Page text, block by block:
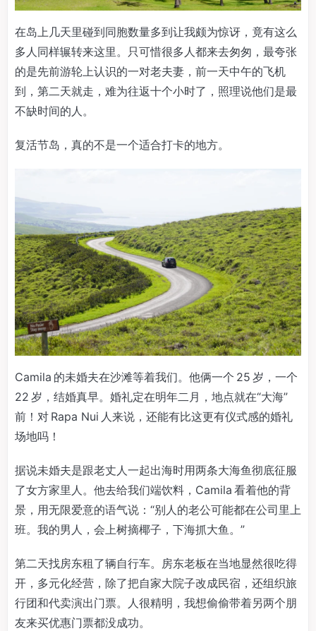
在岛上几天里碰到同胞数量多到让我颇为惊讶，竟有这么
多人同样辗转来这里。只可惜很多人都来去匆匆，最夸张
的是先前游轮上认识的一对老夫妻，前一天中午的飞机
到，第二天就走，难为往返十个小时了，照理说他们是最
不缺时间的人。
复活节岛，真的不是一个适合打卡的地方。
Camila 的未婚夫在沙滩等着我们。他俩一个 25 岁，一个
22 岁，结婚真早。婚礼定在明年二月，地点就在“大海”
前！对 Rapa Nui 人来说，还能有比这更有仪式感的婚礼
场地吗！
据说未婚夫是跟老丈人一起出海时用两条大海鱼彻底征服
了女方家里人。他去给我们端饮料，Camila 看着他的背
景，用无限爱意的语气说：“别人的老公可能都在公司里上
班。我的男人，会上树摘椰子，下海抓大鱼。”
第二天找房东租了辆自行车。房东老板在当地显然很吃得
开，多元化经营，除了把自家大院子改成民宿，还组织旅
行团和代卖演出门票。人很精明，我想偷偷带着另两个朋
友来买优惠门票都没成功。